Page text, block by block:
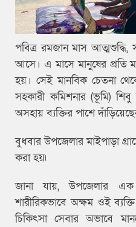
পবিত্র রমজান মাস আত্মশুদ্ধি,
আসে। এ মাসে মানুষের প্রতি
হয়। সেই মানবিক চেতনা
সহকারী কমিশনার (ভূমি)
অসহায় ব্যক্তির পাশে
বুধবার উপজেলার মাইপাড়া
করা হয়৷
জানা যায়, উপজেলার এক
শারীরিকভাবে অক্ষম ওই
চিকিৎসা সেবার অভাবে